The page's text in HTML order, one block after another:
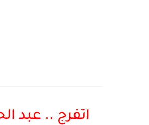
اتفرج .. عبد